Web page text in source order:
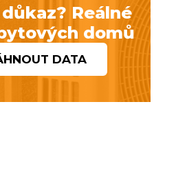
Reálné
domů
DATA